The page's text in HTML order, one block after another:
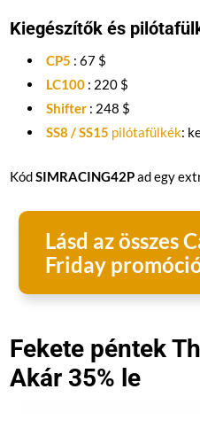
Kiegészítők és
CP5 : 67 $
LC100 : 220 $
Shifter : 248 $
SS8 / SS15 pilótafülkék:
KódSIMRACING42Pad egy
Lásd az összes
Friday
Fekete péntek
Akár 35% le